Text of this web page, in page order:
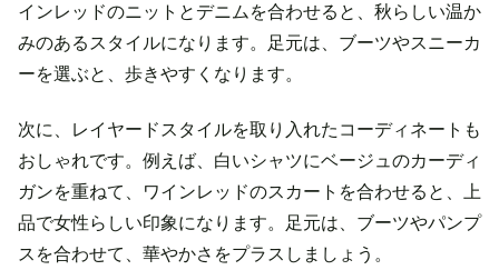
インレッドのニットとデニムを合わせると、秋らしい温か
みのあるスタイルになります。足元は、ブーツやスニーカ
ーを選ぶと、歩きやすくなります。
次に、レイヤードスタイルを取り入れたコーディネートも
おしゃれです。例えば、白いシャツにベージュのカーディ
ガンを重ねて、ワインレッドのスカートを合わせると、上
品で女性らしい印象になります。足元は、ブーツやパンプ
スを合わせて、華やかさをプラスしましょう。